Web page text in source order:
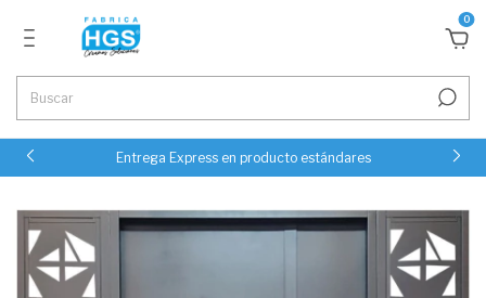
0
Entrega Express en producto estándares